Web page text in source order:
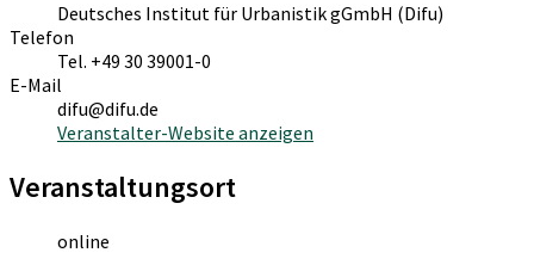
Deutsches Institut für Urbanistik gGmbH (Difu)
Telefon
Tel. +49 30 39001-0
E-Mail
difu@difu.de
Veranstalter-Website anzeigen
Veranstaltungsort
online